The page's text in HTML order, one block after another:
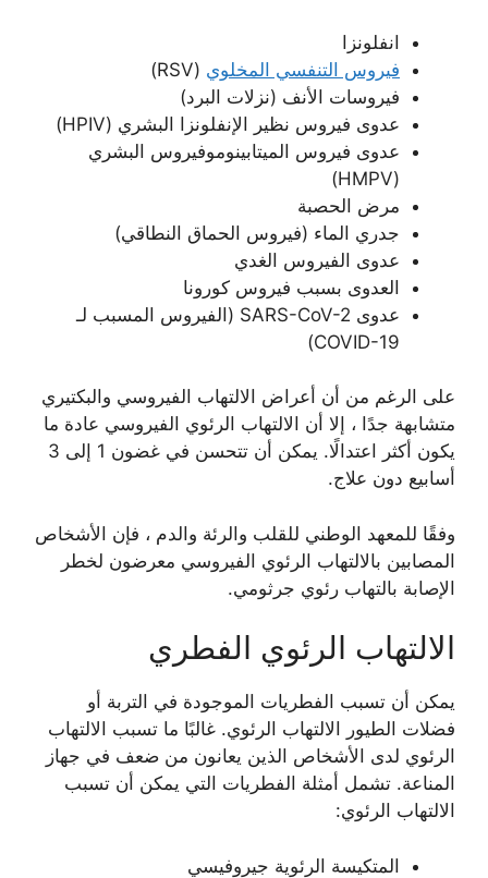
انفلونزا
فيروس التنفسي المخلوي (RSV)
فيروسات الأنف (نزلات البرد)
عدوى فيروس نظير الإنفلونزا البشري (HPIV)
عدوى فيروس الميتابينوموفيروس البشري
(HMPV)
مرض الحصبة
جدري الماء (فيروس الحماق النطاقي)
عدوى الفيروس الغدي
العدوى بسبب فيروس كورونا
عدوى SARS-CoV-2 (الفيروس المسبب لـ
COVID-19)
على الرغم من أن أعراض الالتهاب الفيروسي والبكتيري
متشابهة جدًا ، إلا أن الالتهاب الرئوي الفيروسي عادة ما
يكون أكثر اعتدالًا. يمكن أن تتحسن في غضون 1 إلى 3
أسابيع دون علاج.
وفقًا للمعهد الوطني للقلب والرئة والدم ، فإن الأشخاص
المصابين بالالتهاب الرئوي الفيروسي معرضون لخطر
الإصابة بالتهاب رئوي جرثومي.
الالتهاب الرئوي الفطري
يمكن أن تسبب الفطريات الموجودة في التربة أو
فضلات الطيور الالتهاب الرئوي. غالبًا ما تسبب الالتهاب
الرئوي لدى الأشخاص الذين يعانون من ضعف في جهاز
المناعة. تشمل أمثلة الفطريات التي يمكن أن تسبب
الالتهاب الرئوي:
المتكيسة الرئوية جيروفيسي